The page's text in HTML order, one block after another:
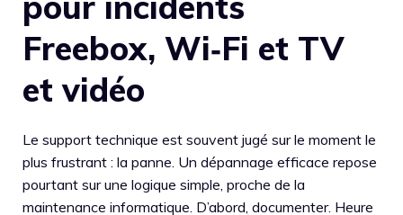
Freebox, Wi‑Fi et TV
et vidéo
Le support technique est souvent jugé sur le moment le
plus frustrant : la panne. Un dépannage efficace repose
pourtant sur une logique simple, proche de la
maintenance informatique. D’abord, documenter. Heure